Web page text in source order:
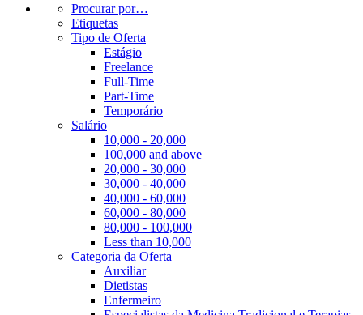
Procurar por…
Etiquetas
Tipo de Oferta
Estágio
Freelance
Full-Time
Part-Time
Temporário
Salário
10,000 - 20,000
100,000 and above
20,000 - 30,000
30,000 - 40,000
40,000 - 60,000
60,000 - 80,000
80,000 - 100,000
Less than 10,000
Categoria da Oferta
Auxiliar
Dietistas
Enfermeiro